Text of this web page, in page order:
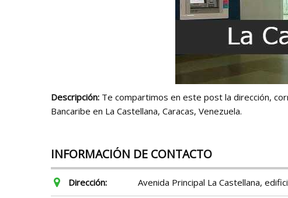
Descripción: Te compartimos en este post la dirección,
Bancaribe en La Castellana, Caracas, Venezuela.
INFORMACIÓN DE CONTACTO
Dirección: Avenida Principal La Castellana,